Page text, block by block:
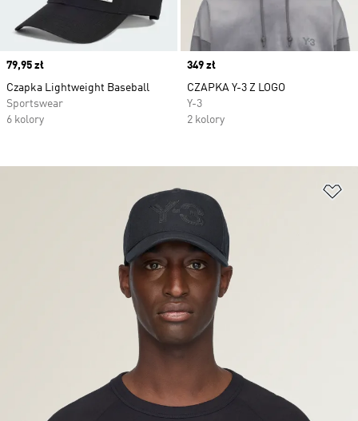
Price
79,95 zł
Czapka Lightweight Baseball
Sportswear
6 kolory
Price
349 zł
CZAPKA Y-3 Z LOGO
Y-3
2 kolory